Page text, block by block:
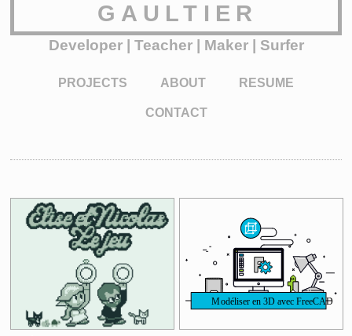
GAULTIER
Developer | Teacher | Maker | Surfer
PROJECTS ABOUT RESUME
CONTACT